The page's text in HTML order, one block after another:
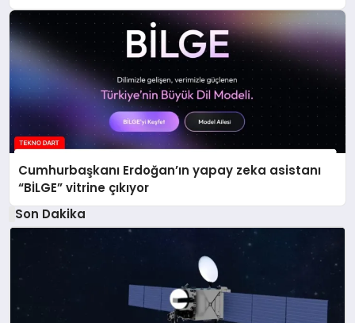
Cumhurbaşkanı Erdoğan’ın yapay zeka asistanı
“BİLGE” vitrine çıkıyor
Son Dakika